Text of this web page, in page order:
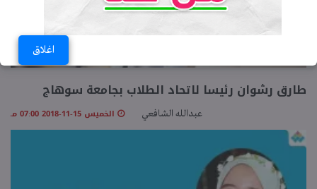
اغلاق
طارق رشوان رئيسا لاتحاد الطلاب بجامعة سوهاج
عبدالله الشافعي الخميس 15-11-2018 07:00 مـ